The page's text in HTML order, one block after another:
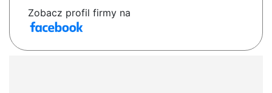
Zobacz profil firmy na